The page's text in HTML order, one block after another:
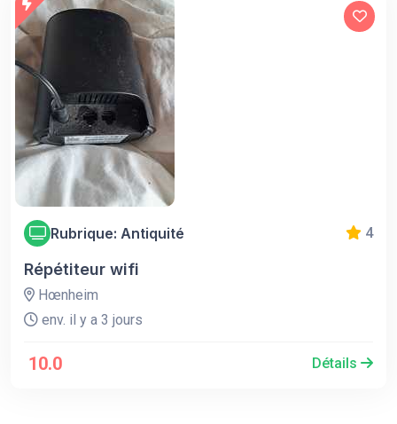
Rubrique: Antiquité 4
Répétiteur wifi
Hœnheim
env. il y a 3 jours
10.0 Détails